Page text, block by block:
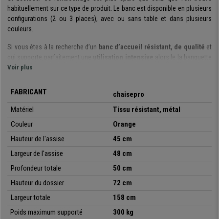
habituellement sur ce type de produit. Le banc est disponible en plusieurs
configurations (2 ou 3 places), avec ou sans table et dans plusieurs
couleurs.
Si vous êtes à la recherche d’un banc d’accueil résistant, de qualité et
qui supporte parfaitement une
utilisation intensive
alors le la banquette
d’attente MOBY BASE est ce qu’il vous faut. À noter que vous avez la
plus grand nombre de places. Il est également possible d’y ajouter une
table, et celle-ci peut être positionnée comme vous le désirez.
rembourrés et confortables
. L’idéal pour vos clients ou vos invités ! À
noter que le rembourrage est bien plus important que celui que l’on trouve
L’armature du modèle est en
métal et ses pieds sont chromés, cela
fondamentale est indispensable pour banc d’accueil, étudié pour une
utilisation intensive.
Pour résumer, nous avons donc ici un modèle
Voir plus
FABRICANT
chaisepro
Matériel
Tissu résistant, métal
Couleur
Orange
Hauteur de l'assise
45 cm
Largeur de l'assise
48 cm
Profondeur totale
50 cm
Hauteur du dossier
72 cm
Largeur totale
158 cm
Poids maximum supporté
300 kg